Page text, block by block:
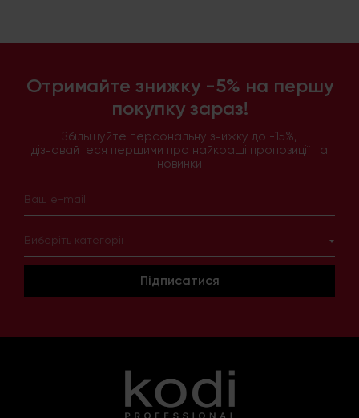
Отримайте знижку -5% на першу
покупку зараз!
Збільшуйте персональну знижку до -15%,
дізнавайтеся першими про найкращі пропозиції та
новинки
Виберіть категорії
Підписатися